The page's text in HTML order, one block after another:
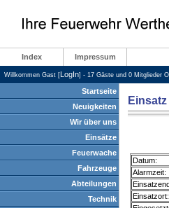
Index Impressum
Willkommen Gast [LogIn] - 17 Gäste und 0 Mitglieder
Startseite
Neuigkeiten
Wir über uns
Einsätze
Feuerwache
Fahrzeuge
Abteilungen
Technik
Einsatz
Datum:
Alarmzeit:
Einsatzort: